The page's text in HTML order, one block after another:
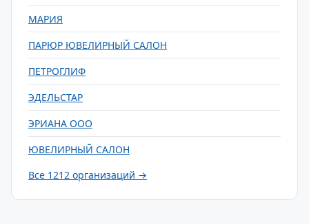
МАРИЯ
ПАРЮР ЮВЕЛИРНЫЙ САЛОН
ПЕТРОГЛИФ
ЭДЕЛЬСТАР
ЭРИАНА ООО
ЮВЕЛИРНЫЙ САЛОН
Все 1212 организаций →